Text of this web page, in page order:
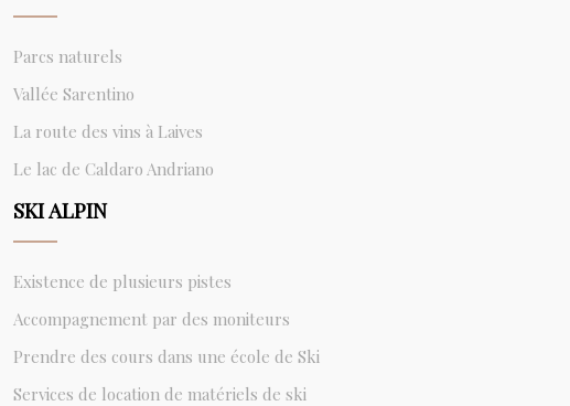
Parcs naturels
Vallée Sarentino
La route des vins à Laives
Le lac de Caldaro Andriano
SKI ALPIN
Existence de plusieurs pistes
Accompagnement par des moniteurs
Prendre des cours dans une école de Ski
Services de location de matériels de ski